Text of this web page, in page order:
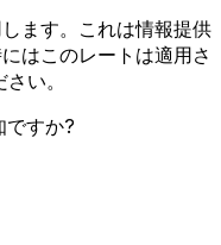
ます。これは情報提供
はこのレートは適用さ
い。
ですか?